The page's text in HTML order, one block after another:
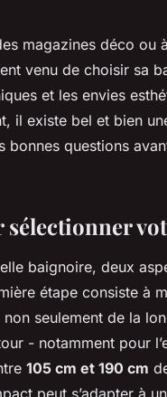
magazines déco ou
venu de choisir sa
et les envies
il existe bel et bien
questions
sélectionner
baignoire, deux
étape consiste à
seulement de la
- notamment pour
105 cm et 190 cm